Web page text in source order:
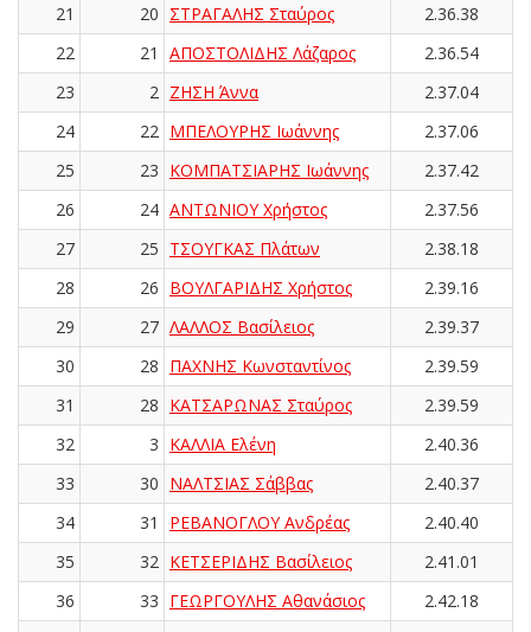
21
20 ΣΤΡΑΓΑΛΗΣ Σταύρος
2.36.38
22
21 ΑΠΟΣΤΟΛΙΔΗΣ Λάζαρος
2.36.54
23
2 ΖΗΣΗ Άννα
2.37.04
24
22 ΜΠΕΛΟΥΡΗΣ Ιωάννης
2.37.06
25
23 ΚΟΜΠΑΤΣΙΑΡΗΣ Ιωάννης
2.37.42
26
24 ΑΝΤΩΝΙΟΥ Χρήστος
2.37.56
27
25 ΤΣΟΥΓΚΑΣ Πλάτων
2.38.18
28
26 ΒΟΥΛΓΑΡΙΔΗΣ Χρήστος
2.39.16
29
27 ΛΑΛΛΟΣ Βασίλειος
2.39.37
30
28 ΠΑΧΝΗΣ Κωνσταντίνος
2.39.59
31
28 ΚΑΤΣΑΡΩΝΑΣ Σταύρος
2.39.59
32
3 ΚΑΛΛΙΑ Ελένη
2.40.36
33
30 ΝΑΛΤΣΙΑΣ Σάββας
2.40.37
34
31 ΡΕΒΑΝΟΓΛΟΥ Ανδρέας
2.40.40
35
32 ΚΕΤΣΕΡΙΔΗΣ Βασίλειος
2.41.01
36
33 ΓΕΩΡΓΟΥΛΗΣ Αθανάσιος
2.42.18